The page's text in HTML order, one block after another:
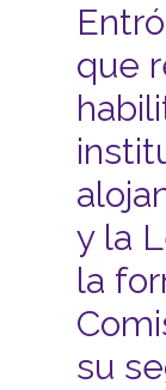
que
y la
la
su